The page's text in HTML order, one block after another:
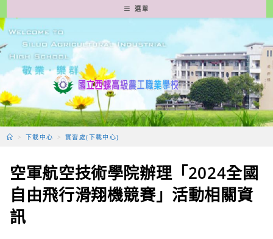
轉
至
要
容
選單
> 下載中心 > 實習處(下載中心)
空軍航空技術學院辦理「2024全國
自由飛行滑翔機競賽」活動相關資
訊